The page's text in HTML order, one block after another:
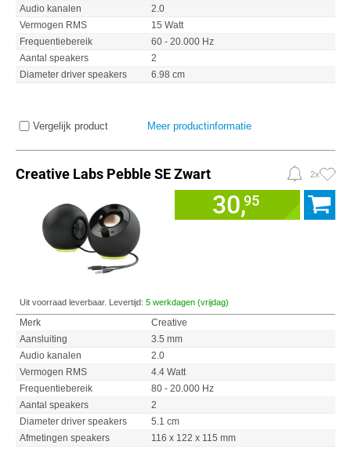
Audio kanalen
2.0
Vermogen RMS
15 Watt
Frequentiebereik
60 - 20.000 Hz
Aantal speakers
2
Diameter driver speakers
6.98 cm
Vergelijk product Meer productinformatie
Creative Labs Pebble SE Zwart 2x
30,95
Uit voorraad leverbaar. Levertijd: 5 werkdagen (vrijdag)
Merk
Creative
Aansluiting
3.5 mm
Audio kanalen
2.0
Vermogen RMS
4.4 Watt
Frequentiebereik
80 - 20.000 Hz
Aantal speakers
2
Diameter driver speakers
5.1 cm
Afmetingen speakers
116 x 122 x 115 mm